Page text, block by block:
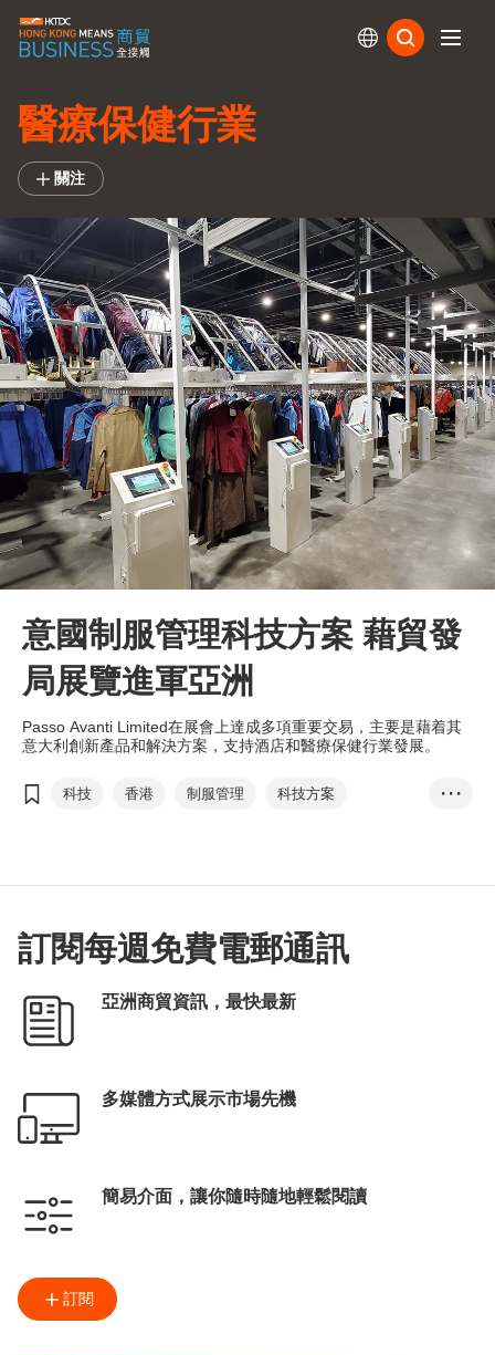
醫療保健行業
關注
意國制服管理科技方案 藉貿發
局展覽進軍亞洲
Passo Avanti Limited在展會上達成多項重要交易，主要是藉着其
意大利創新產品和解決方案，支持酒店和醫療保健行業發展。
科技 香港 制服管理
科技方案
射頻識別
國際資訊科技博覽
• • •
訂閱每週免費電郵通訊
亞洲商貿資訊，最快最新
多媒體方式展示市場先機
簡易介面，讓你隨時隨地輕鬆閱讀
訂閱